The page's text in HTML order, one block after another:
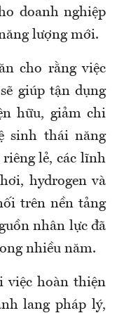
doanh nghiệp
lượng mới.
cho rằng việc
giúp tận dụng
hữu, giảm chi
sinh thái năng
lẻ, các lĩnh
hydrogen và
trên nền tảng
nhân lực đã
nhiều năm.
việc hoàn thiện
lang pháp lý,